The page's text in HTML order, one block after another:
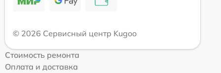
© 2026 Сервисный центр Kugoo
Стоимость ремонта
Оплата и доставка